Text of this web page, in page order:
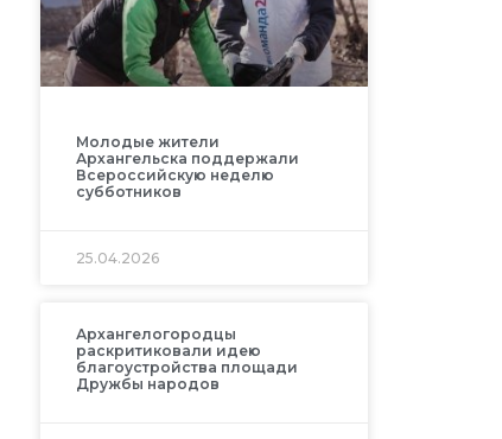
Молодые жители
Архангельска поддержали
Всероссийскую неделю
субботников
25.04.2026
Архангелогородцы
раскритиковали идею
благоустройства площади
Дружбы народов